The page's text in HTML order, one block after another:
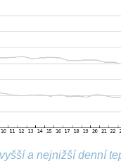
a nejnižší denní